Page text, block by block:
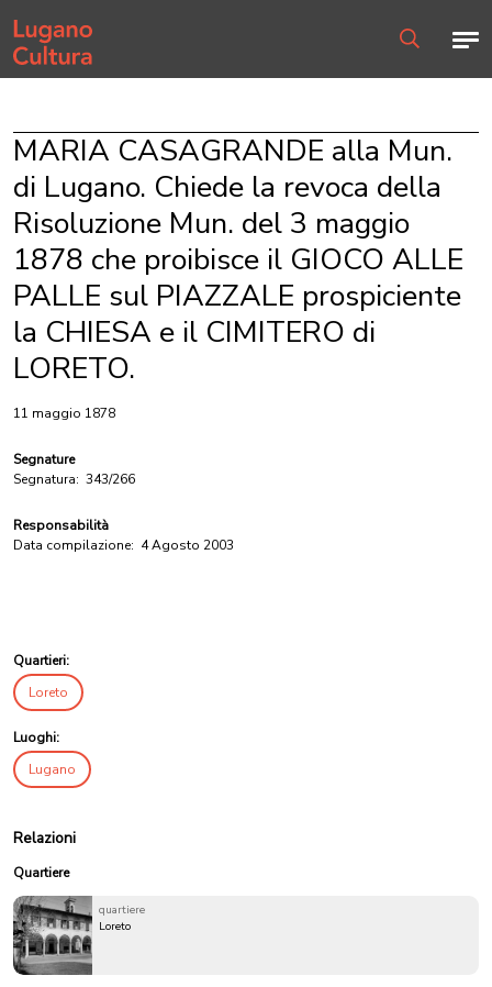
Home page
MARIA CASAGRANDE alla Mun.
di Lugano. Chiede la revoca della
Risoluzione Mun. del 3 maggio
1878 che proibisce il GIOCO ALLE
PALLE sul PIAZZALE prospiciente
la CHIESA e il CIMITERO di
LORETO.
11 maggio 1878
Segnature
Segnatura: 343/266
Responsabilità
Data compilazione: 4 Agosto 2003
Quartieri:
Loreto
Luoghi:
Lugano
Relazioni
Quartiere
quartiere
Loreto